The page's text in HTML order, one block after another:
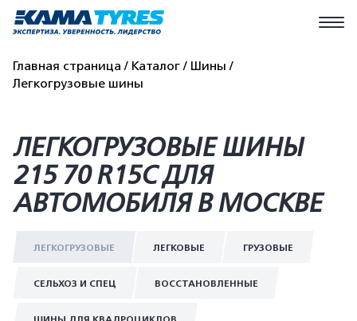
Главная страница Каталог
Шины
Легкогрузовые шины
ЛЕГКОГРУЗОВЫЕ ШИНЫ
215 70 R15C ДЛЯ
АВТОМОБИЛЯ В МОСКВЕ
ЛЕГКОГРУЗОВЫЕ ЛЕГКОВЫЕ ГРУЗОВЫЕ
СЕЛЬХОЗ И СПЕЦ ВОССТАНОВЛЕННЫЕ